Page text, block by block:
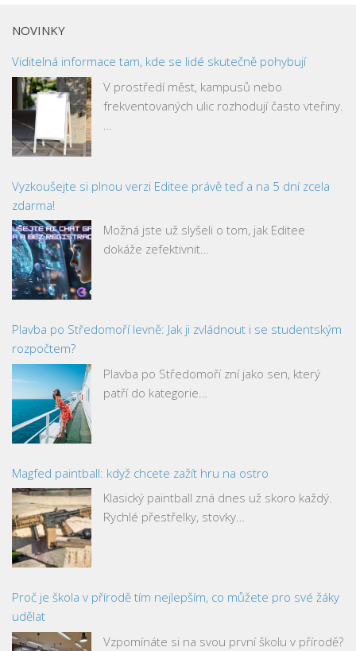
NOVINKY
Viditelná informace tam, kde se lidé skutečně pohybují
V prostředí měst, kampusů nebo
frekventovaných ulic rozhodují často vteřiny.
Vyzkoušejte si plnou verzi Editee právě teď a na 5 dní zcela
zdarma!
Možná jste už slyšeli o tom, jak Editee
dokáže zefektivnit…
Plavba po Středomoří levně: Jak ji zvládnout i se studentským
rozpočtem?
Plavba po Středomoří zní jako sen, který
patří do kategorie…
Magfed paintball: když chcete zažít hru na ostro
Klasický paintball zná dnes už skoro každý.
Rychlé přestřelky, stovky…
Proč je škola v přírodě tím nejlepším, co můžete pro své žáky
udělat
Vzpomínáte si na svou první školu v přírodě?